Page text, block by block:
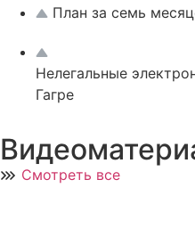
План за семь
Нелегальные
Гагре
Смотреть все